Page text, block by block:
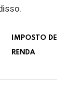
IMPOSTO DE
RENDA